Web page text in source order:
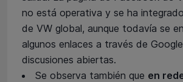
no está operativa y se ha
de VW global, aunque todavía se
algunos enlaces a través de
discusiones abiertas.
Se observa también que en